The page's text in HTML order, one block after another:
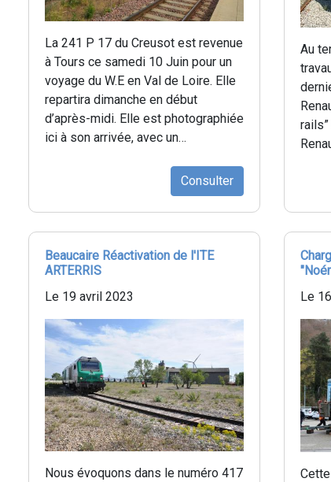
La 241 P 17 du Creusot est revenue
à Tours ce samedi 10 Juin pour un
voyage du W.E en Val de Loire. Elle
repartira dimanche en début
d’après-midi. Elle est photographiée
ici à son arrivée, avec un…
Consulter
Au
Beaucaire Réactivation de l'ITE
ARTERRIS
Le 19 avril 2023
Nous évoquons dans le numéro 417
Le